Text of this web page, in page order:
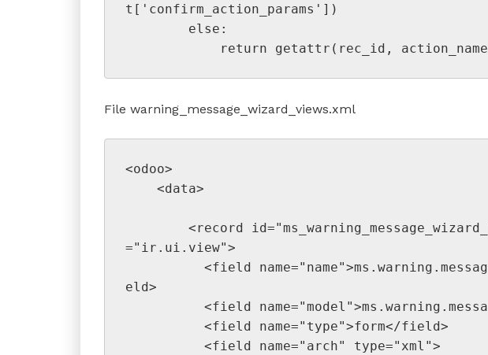
t['confirm_action_params'])
return getattr(rec_id,
File warning_message_wizard_views.xml
<odoo>
    <data>
="ir.ui.view">
eld>
<field
          <field name="type">form</field>
          <field name="arch" type="xml">